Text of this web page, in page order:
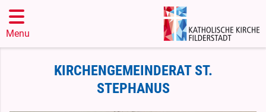
Menu
KIRCHENGEMEINDERAT ST.
STEPHANUS